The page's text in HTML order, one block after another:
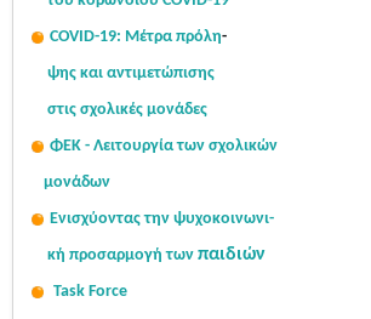
COVID-19: Μέτρα πρόλη-
ψης και αντιμετώπισης
στις σχολικές μονάδες
ΦΕΚ - Λειτουργία των σχολικών
μονάδων
Ενισχύοντας την ψυχοκοινωνι-
κή προσαρμογή των παιδιών
Task Force